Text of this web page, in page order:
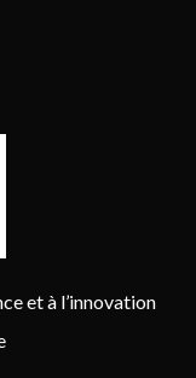
et à l’innovation